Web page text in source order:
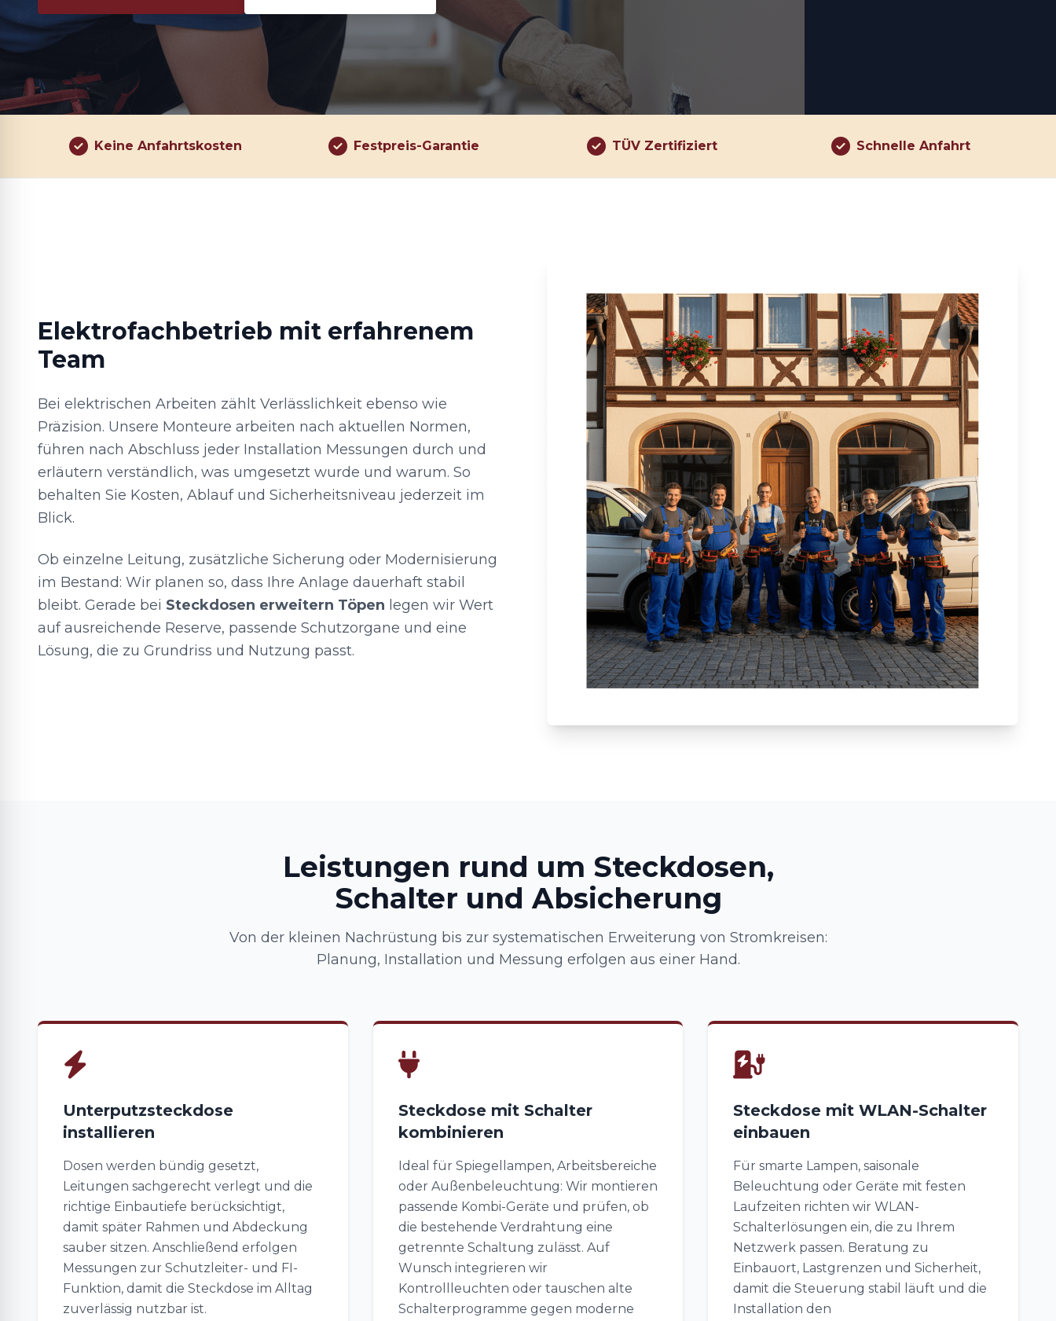
Keine Anfahrtskosten Festpreis-Garantie TÜV Zertifiziert Schnelle Anfahrt
Elektrofachbetrieb mit erfahrenem
Team
Bei elektrischen Arbeiten zählt Verlässlichkeit ebenso wie
Präzision. Unsere Monteure arbeiten nach aktuellen Normen,
führen nach Abschluss jeder Installation Messungen durch und
erläutern verständlich, was umgesetzt wurde und warum. So
behalten Sie Kosten, Ablauf und Sicherheitsniveau jederzeit im
Blick.
Ob einzelne Leitung, zusätzliche Sicherung oder Modernisierung
im Bestand: Wir planen so, dass Ihre Anlage dauerhaft stabil
bleibt. Gerade bei Steckdosen erweitern Töpen legen wir Wert
auf ausreichende Reserve, passende Schutzorgane und eine
Lösung, die zu Grundriss und Nutzung passt.
Leistungen rund um Steckdosen,
Schalter und Absicherung
Von der kleinen Nachrüstung bis zur systematischen Erweiterung von Stromkreisen:
Planung, Installation und Messung erfolgen aus einer Hand.
Unterputzsteckdose
installieren
Dosen werden bündig gesetzt,
Leitungen sachgerecht verlegt und die
richtige Einbautiefe berücksichtigt,
damit später Rahmen und Abdeckung
sauber sitzen. Anschließend erfolgen
Messungen zur Schutzleiter- und FI-
Funktion, damit die Steckdose im Alltag
zuverlässig nutzbar ist.
Steckdose mit Schalter
kombinieren
Ideal für Spiegellampen, Arbeitsbereiche
oder Außenbeleuchtung: Wir montieren
passende Kombi-Geräte und prüfen, ob
die bestehende Verdrahtung eine
getrennte Schaltung zulässt. Auf
Wunsch integrieren wir
Kontrollleuchten oder tauschen alte
Schalterprogramme gegen moderne
Steckdose mit WLAN-Schalter
einbauen
Für smarte Lampen, saisonale
Beleuchtung oder Geräte mit festen
Laufzeiten richten wir WLAN-
Schalterlösungen ein, die zu Ihrem
Netzwerk passen. Beratung zu
Einbauort, Lastgrenzen und Sicherheit,
damit die Steuerung stabil läuft und die
Installation den